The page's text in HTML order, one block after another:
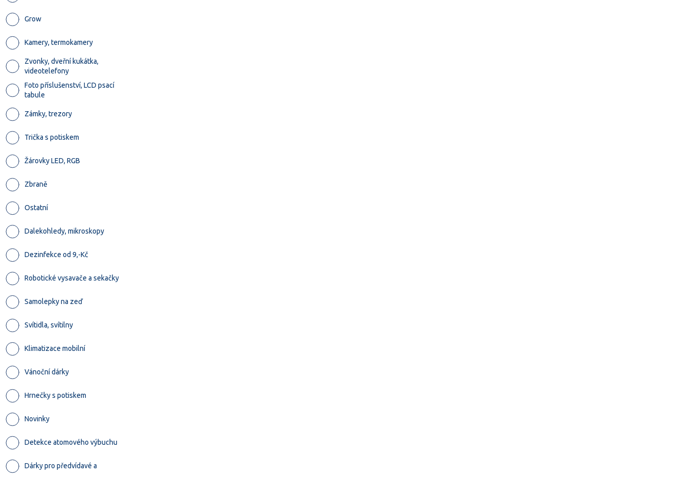
Grow
Kamery, termokamery
Zvonky, dveřní kukátka,
videotelefony
Foto příslušenství, LCD psací
tabule
Zámky, trezory
Trička s potiskem
Žárovky LED, RGB
Zbraně
Ostatní
Dalekohledy, mikroskopy
Dezinfekce od 9,-Kč
Robotické vysavače a sekačky
Samolepky na zeď
Svítidla, svítilny
Klimatizace mobilní
Vánoční dárky
Hrnečky s potiskem
Novinky
Detekce atomového výbuchu
Dárky pro předvídavé a